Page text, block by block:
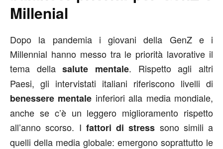
Millenial
Dopo la pandemia i giovani della GenZ e i
Millennial hanno messo tra le priorità lavorative il
tema dellasalute mentale. Rispetto agli altri
Paesi, gli intervistati italiani riferiscono livelli di
benessere mentale inferiori alla media mondiale,
anche se c’è un leggero miglioramento rispetto
all’anno scorso. I fattori di stress sono simili a
quelli della media globale: emergono soprattutto le